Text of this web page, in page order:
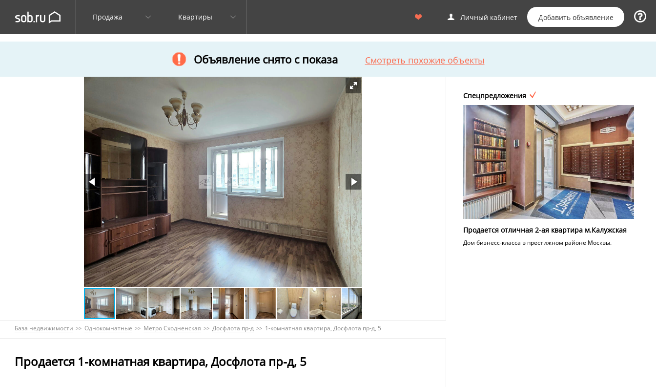
Продажа Квартиры Личный кабинет Добавить объявление
Объявление снято с показа Смотреть похожие объекты
Спецпредложения
Продается отличная 2-ая квартира м.Калужская
Дом бизнесс-класса в престижном районе Москвы.
База недвижимости Однокомнатные Метро Сходненская Досфлота пр-д 1-комнатная квартира, Досфлота пр-д, 5
Продается 1-комнатная квартира, Досфлота пр-д, 5